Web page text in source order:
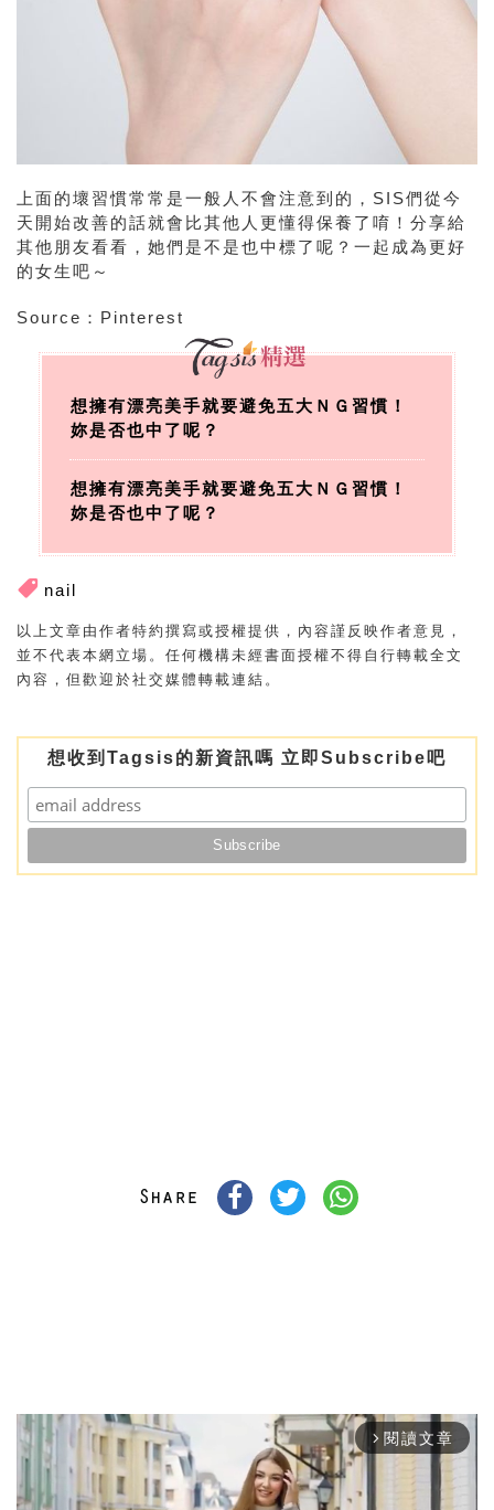
上面的壞習慣常常是一般人不會注意到的，SIS們從今
天開始改善的話就會比其他人更懂得保養了唷！分享給
其他朋友看看，她們是不是也中標了呢？一起成為更好
的女生吧～
Source：Pinterest
想擁有漂亮美手就要避免五大ＮＧ習慣！
妳是否也中了呢？
想擁有漂亮美手就要避免五大ＮＧ習慣！
妳是否也中了呢？
nail
以上文章由作者特約撰寫或授權提供，內容謹反映作者意見，
並不代表本網立場。任何機構未經書面授權不得自行轉載全文
內容，但歡迎於社交媒體轉載連結。
想收到Tagsis的新資訊嗎 立即Subscribe吧
arrow_forward_ios 閱讀文章